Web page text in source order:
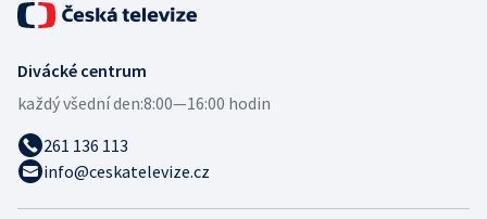
Divácké centrum
každý všední den:8:00—16:00 hodin
261 136 113
info@ceskatelevize.cz